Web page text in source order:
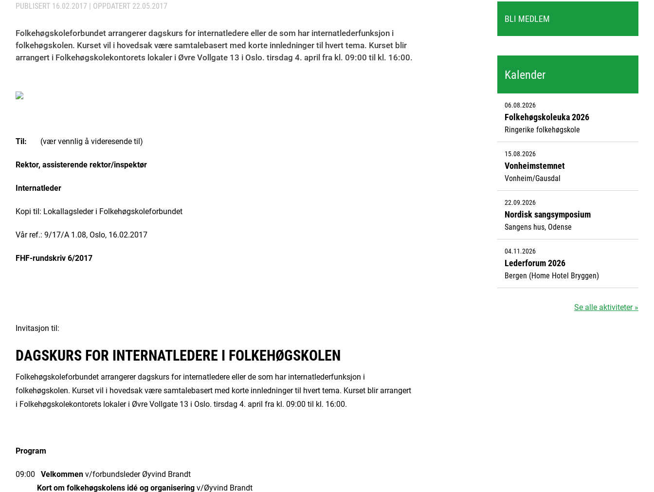
PUBLISERT 16.02.2017 | OPPDATERT 22.05.2017
Folkehøgskoleforbundet arrangerer dagskurs for internatledere eller de som har internatlederfunksjon i
folkehøgskolen. Kurset vil i hovedsak være samtalebasert med korte innledninger til hvert tema. Kurset blir
arrangert i Folkehøgskolekontorets lokaler i Øvre Vollgate 13 i Oslo. tirsdag 4. april fra kl. 09:00 til kl. 16:00.
Til: (vær vennlig å videresende til)
Rektor, assisterende rektor/inspektør
Internatleder
Kopi til: Lokallagsleder i Folkehøgskoleforbundet
Vår ref.: 9/17/A 1.08, Oslo, 16.02.2017
FHF-rundskriv 6/2017
Invitasjon til:
DAGSKURS FOR INTERNATLEDERE I FOLKEHØGSKOLEN
Folkehøgskoleforbundet arrangerer dagskurs for internatledere eller de som har internatlederfunksjon i
folkehøgskolen. Kurset vil i hovedsak være samtalebasert med korte innledninger til hvert tema. Kurset blir arrangert
i Folkehøgskolekontorets lokaler i Øvre Vollgate 13 i Oslo. tirsdag 4. april fra kl. 09:00 til kl. 16:00.
Program
09:00 Velkommenv/forbundsleder Øyvind Brandt
Kort om folkehøgskolens idé og organiseringv/Øyvind Brandt
BLI MEDLEM
Kalender
06.08.2026
Folkehøgskoleuka 2026
Ringerike folkehøgskole
15.08.2026
Vonheimstemnet
Vonheim/Gausdal
22.09.2026
Nordisk sangsymposium
Sangens hus, Odense
04.11.2026
Lederforum 2026
Bergen (Home Hotel Bryggen)
Se alle aktiviteter »